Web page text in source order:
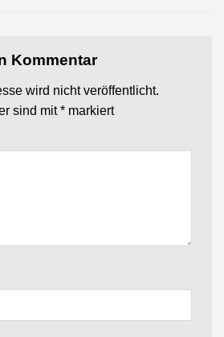
Kommentar
wird nicht veröffentlicht.
sind mit* markiert